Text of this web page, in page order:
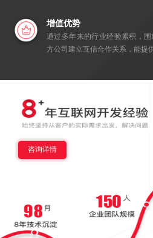
增值优势
通过多年来的行业经验累积，
方公司建立互信合作关系，能提
咨询详情